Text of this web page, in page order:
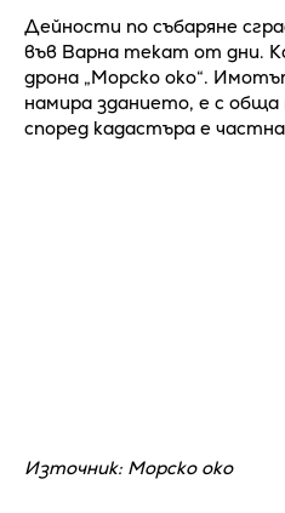
Дейности по събаряне
във Варна текат от дни.
дрона „Морско око“.
намира зданието, е с
според кадастъра е
Източник: Морско око